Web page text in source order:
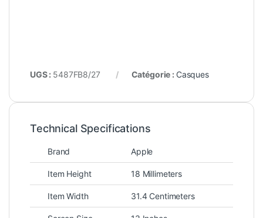
UGS : 5487FB8/27 Catégorie : Casques
Technical Specifications
Brand Apple
Item Height 18 Millimeters
Item Width 31.4 Centimeters